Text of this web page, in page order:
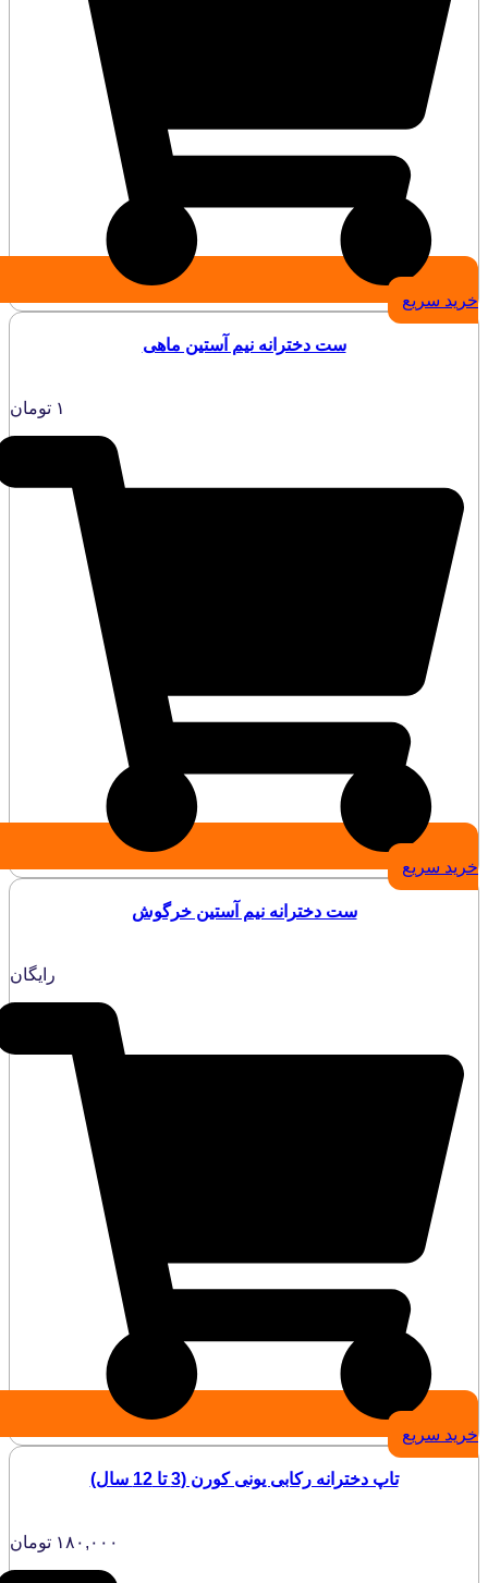
خرید سریع
ست دخترانه نیم آستین ماهی
تومان
خرید سریع
ست دخترانه نیم آستین خرگوش
رایگان
خرید سریع
تاپ دخترانه ركابی يونی كورن (3 تا 12 سال)
۱۸۰,۰۰۰ تومان